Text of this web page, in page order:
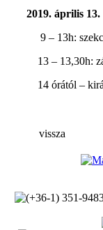
2019. április 13.
9 – 13h:
13 – 13,30h:
14 órától –
vissza